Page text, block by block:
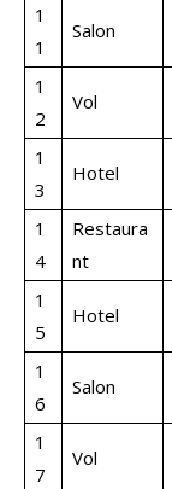
1
1
Salon
1
2
Vol
1
3
Hotel
1
4
Restaura
nt
1
5
Hotel
1
6
Salon
1
7
Vol